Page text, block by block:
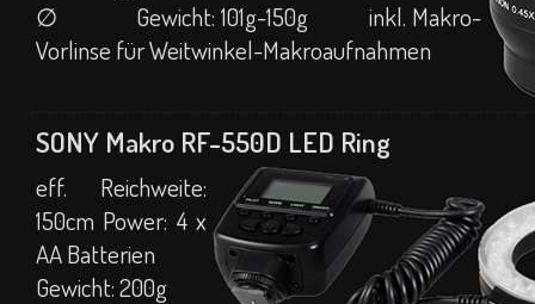
∅ Gewicht: 101g-150ginkl. Makro-
Vorlinse für Weitwinkel-Makroaufnahmen
SONY Makro RF-550D LED Ring
eff. Reichweite:
150cm Power: 4 x
AA Batterien
Gewicht: 200g